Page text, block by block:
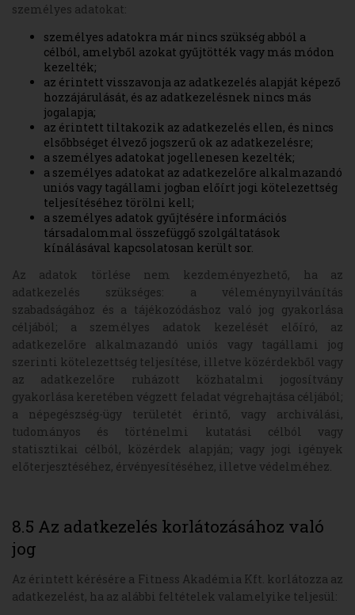
személyes adatokat:
személyes adatokra már nincs szükség abból a
célból, amelyből azokat gyűjtötték vagy más módon
kezelték;
az érintett visszavonja az adatkezelés alapját képező
hozzájárulását, és az adatkezelésnek nincs más
jogalapja;
az érintett tiltakozik az adatkezelés ellen, és nincs
elsőbbséget élvező jogszerű ok az adatkezelésre;
a személyes adatokat jogellenesen kezelték;
a személyes adatokat az adatkezelőre alkalmazandó
uniós vagy tagállami jogban előírt jogi kötelezettség
teljesítéséhez törölni kell;
a személyes adatok gyűjtésére információs
társadalommal összefüggő szolgáltatások
kínálásával kapcsolatosan került sor.
Az adatok törlése nem kezdeményezhető, ha az
adatkezelés szükséges: a véleménynyilvánítás
szabadságához és a tájékozódáshoz való jog gyakorlása
céljából; a személyes adatok kezelését előíró, az
adatkezelőre alkalmazandó uniós vagy tagállami jog
szerinti kötelezettség teljesítése, illetve közérdekből vagy
az adatkezelőre ruházott közhatalmi jogosítvány
gyakorlása keretében végzett feladat végrehajtása céljából;
a népegészség-ügy területét érintő, vagy archiválási,
tudományos és történelmi kutatási célból vagy
statisztikai célból, közérdek alapján; vagy jogi igények
előterjesztéséhez, érvényesítéséhez, illetve védelméhez.
8.5 Az adatkezelés korlátozásához való
jog
Az érintett kérésére a Fitness Akadémia Kft. korlátozza az
adatkezelést, ha az alábbi feltételek valamelyike teljesül: